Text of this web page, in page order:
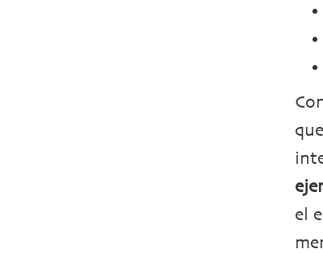
el